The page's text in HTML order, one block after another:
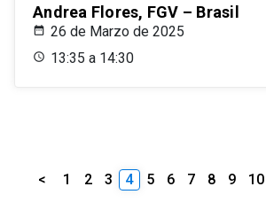
Andrea Flores, FGV – Brasil
26 de Marzo de 2025
13:35 a 14:30
< 1 2 3 4 5 6 7 8 9 10